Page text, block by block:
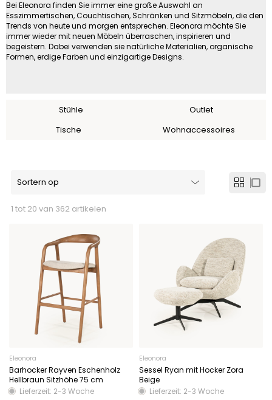
Bei Eleonora finden Sie immer eine große Auswahl an
Esszimmertischen, Couchtischen, Schränken und Sitzmöbeln, die den
Trends von heute und morgen entsprechen. Eleonora möchte Sie
immer wieder mit neuen Möbeln überraschen, inspirieren und
begeistern. Dabei verwenden sie natürliche Materialien, organische
Formen, erdige Farben und einzigartige Designs.
Stühle
Outlet
Tische
Wohnaccessoires
1 tot 20 van 362 artikelen
Eleonora
Barhocker Rayven Eschenholz
Hellbraun Sitzhöhe 75 cm
Lieferzeit: 2-3 Woche
Eleonora
Sessel Ryan mit Hocker Zora
Beige
Lieferzeit: 2-3 Woche